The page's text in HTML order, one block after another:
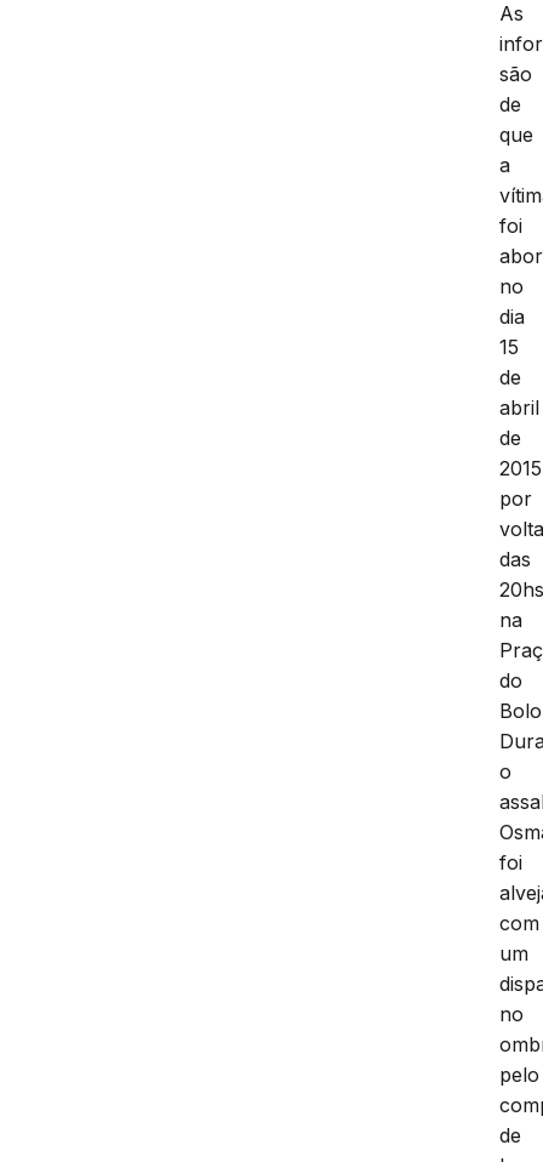
As
são
de
que
a
foi
no
dia
15
de
abril
de
por
das
na
do
o
foi
com
um
no
pelo
de